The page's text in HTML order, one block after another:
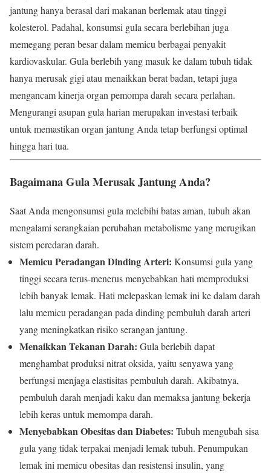
jantung hanya berasal dari makanan berlemak atau tinggi
kolesterol. Padahal, konsumsi gula secara berlebihan juga
memegang peran besar dalam memicu berbagai penyakit
kardiovaskular. Gula berlebih yang masuk ke dalam tubuh tidak
hanya merusak gigi atau menaikkan berat badan, tetapi juga
mengancam kinerja organ pemompa darah secara perlahan.
Mengurangi asupan gula harian merupakan investasi terbaik
untuk memastikan organ jantung Anda tetap berfungsi optimal
hingga hari tua.
Bagaimana Gula Merusak Jantung Anda?
Saat Anda mengonsumsi gula melebihi batas aman, tubuh akan
mengalami serangkaian perubahan metabolisme yang merugikan
sistem peredaran darah.
Memicu Peradangan Dinding Arteri: Konsumsi gula yang
tinggi secara terus-menerus menyebabkan hati memproduksi
lebih banyak lemak. Hati melepaskan lemak ini ke dalam darah
lalu memicu peradangan pada dinding pembuluh darah arteri
yang meningkatkan risiko serangan jantung.
Menaikkan Tekanan Darah: Gula berlebih dapat
menghambat produksi nitrat oksida, yaitu senyawa yang
berfungsi menjaga elastisitas pembuluh darah. Akibatnya,
pembuluh darah menjadi kaku dan memaksa jantung bekerja
lebih keras untuk memompa darah.
Menyebabkan Obesitas dan Diabetes: Tubuh mengubah sisa
gula yang tidak terpakai menjadi lemak tubuh. Penumpukan
lemak ini memicu obesitas dan resistensi insulin, yang